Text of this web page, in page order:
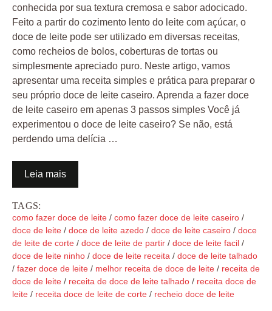
conhecida por sua textura cremosa e sabor adocicado.
Feito a partir do cozimento lento do leite com açúcar, o
doce de leite pode ser utilizado em diversas receitas,
como recheios de bolos, coberturas de tortas ou
simplesmente apreciado puro. Neste artigo, vamos
apresentar uma receita simples e prática para preparar o
seu próprio doce de leite caseiro. Aprenda a fazer doce
de leite caseiro em apenas 3 passos simples Você já
experimentou o doce de leite caseiro? Se não, está
perdendo uma delícia …
Leia mais
TAGS:
como fazer doce de leite / como fazer doce de leite caseiro /
doce de leite / doce de leite azedo / doce de leite caseiro / doce
de leite de corte / doce de leite de partir / doce de leite facil /
doce de leite ninho / doce de leite receita / doce de leite talhado
/ fazer doce de leite / melhor receita de doce de leite / receita de
doce de leite / receita de doce de leite talhado / receita doce de
leite / receita doce de leite de corte / recheio doce de leite